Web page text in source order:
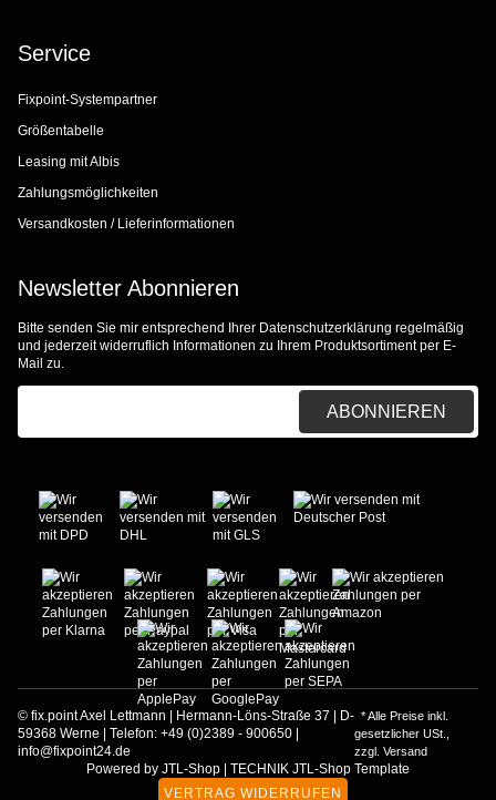
Service
Fixpoint-Systempartner
Größentabelle
Leasing mit Albis
Zahlungsmöglichkeiten
Versandkosten / Lieferinformationen
Newsletter Abonnieren
Bitte senden Sie mir entsprechend Ihrer Datenschutzerklärung regelmäßig
und jederzeit widerruflich Informationen zu Ihrem Produktsortiment per E-
Mail zu.
ABONNIEREN
© fix.point Axel Lettmann | Hermann-Löns-Straße 37 | D-
59368 Werne | Telefon: +49 (0)2389 - 900650 |
info@fixpoint24.de
* Alle Preise inkl.
gesetzlicher USt.,
zzgl.Versand
Powered by JTL-Shop
TECHNIK JTL-Shop Template
VERTRAG WIDERRUFEN